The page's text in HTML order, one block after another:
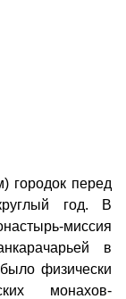
перед
год. В
миссия
в
физически
монахов-